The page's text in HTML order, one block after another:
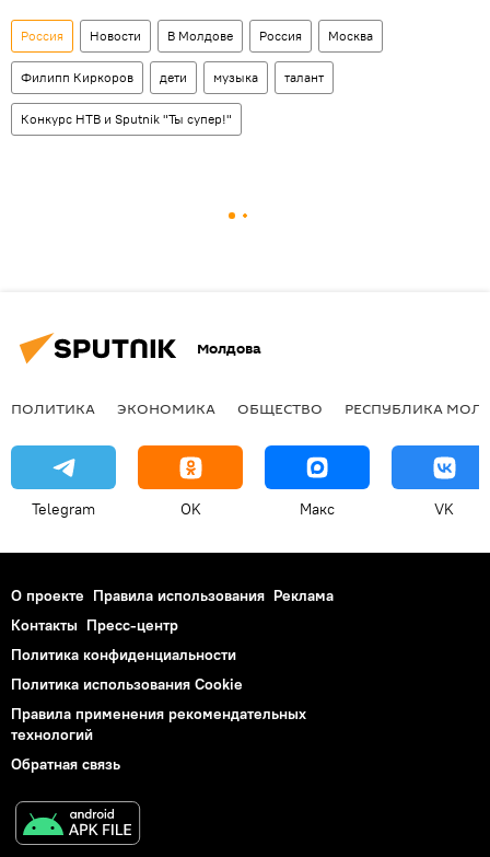
Россия Новости В Молдове Россия Москва
Филипп Киркоров дети музыка талант
Конкурс НТВ и Sputnik "Ты супер!"
Молдова
ПОЛИТИКА ЭКОНОМИКА ОБЩЕСТВО РЕСПУБЛИКА
Telegram OK Макс VK
О проекте Правила использования Реклама
Контакты Пресс-центр
Политика конфиденциальности
Политика использования Cookie
Правила применения рекомендательных
технологий
Обратная связь